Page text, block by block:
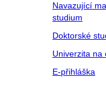
Navazující
studium
Doktorské
Univerzita na
E-přihláška